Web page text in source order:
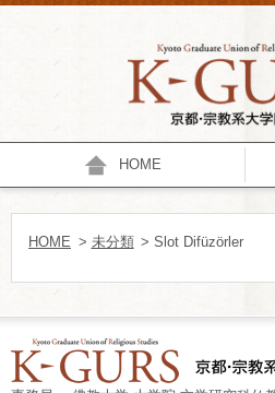
HOME
HOME > 未分類 > Slot Difüzörler